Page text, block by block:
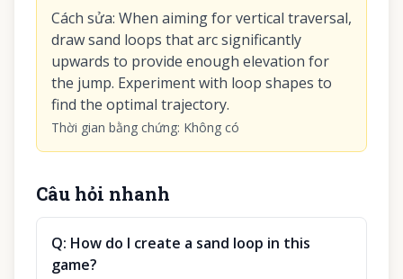
Cách sửa: When aiming for vertical traversal,
draw sand loops that arc significantly
upwards to provide enough elevation for
the jump. Experiment with loop shapes to
find the optimal trajectory.
Thời gian bằng chứng: Không có
Câu hỏi nhanh
Q: How do I create a sand loop in this
game?